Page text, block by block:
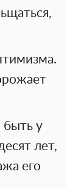
быть у
лет,
его